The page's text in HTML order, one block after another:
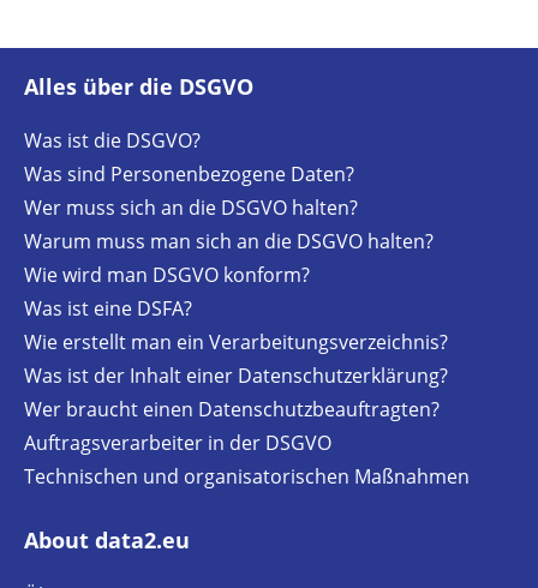
Alles über die DSGVO
Was ist die DSGVO?
Was sind Personenbezogene Daten?
Wer muss sich an die DSGVO halten?
Warum muss man sich an die DSGVO halten?
Wie wird man DSGVO konform?
Was ist eine DSFA?
Wie erstellt man ein Verarbeitungsverzeichnis?
Was ist der Inhalt einer Datenschutzerklärung?
Wer braucht einen Datenschutzbeauftragten?
Auftragsverarbeiter in der DSGVO
Technischen und organisatorischen Maßnahmen
About data2.eu